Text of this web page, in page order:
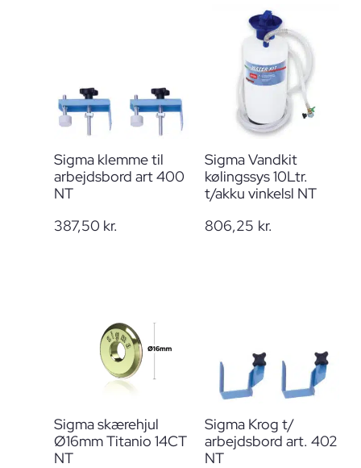
Sigma klemme til
arbejdsbord art 400
NT
387,50 kr.
Sigma Vandkit
kølingssys 10Ltr.
t/akku vinkelsl NT
806,25 kr.
Sigma skærehjul
Ø16mm Titanio 14CT
NT
Sigma Krog t/
arbejdsbord art. 402
NT